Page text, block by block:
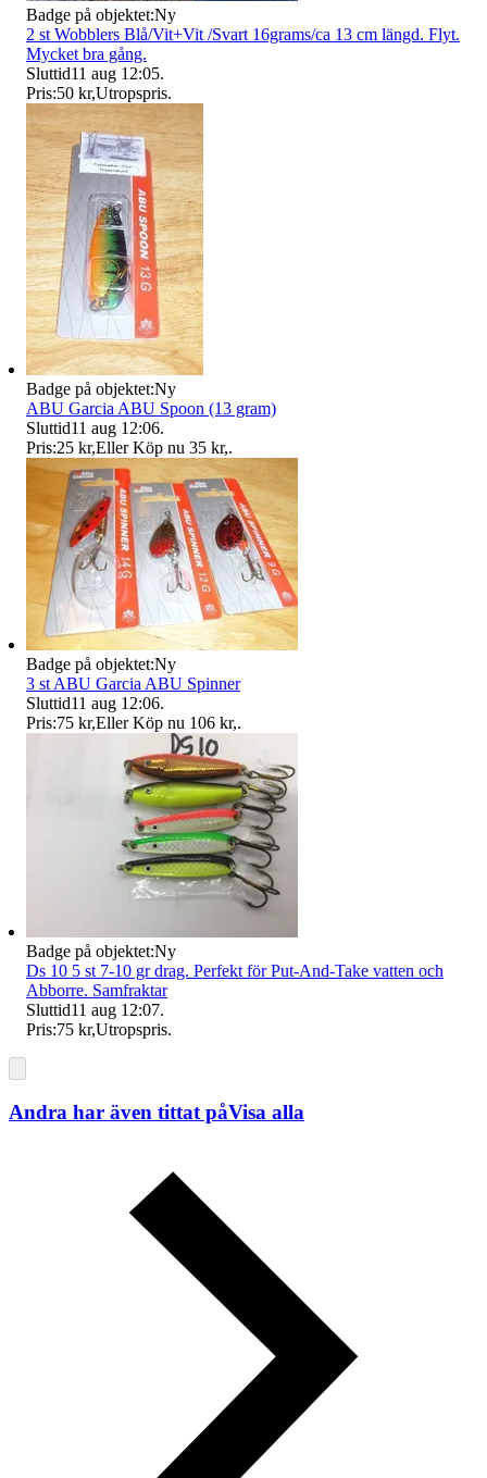
Badge på objektet:Ny
2 st Wobblers Blå/Vit+Vit /Svart 16grams/ca 13 cm längd. Flyt.
Mycket bra gång.
Sluttid11 aug 12:05.
Pris:50 kr,Utropspris.
Badge på objektet:Ny
ABU Garcia ABU Spoon (13 gram)
Sluttid11 aug 12:06.
Pris:25 kr,Eller Köp nu 35 kr,.
Badge på objektet:Ny
3 st ABU Garcia ABU Spinner
Sluttid11 aug 12:06.
Pris:75 kr,Eller Köp nu 106 kr,.
Badge på objektet:Ny
Ds 10 5 st 7-10 gr drag. Perfekt för Put-And-Take vatten och
Abborre. Samfraktar
Sluttid11 aug 12:07.
Pris:75 kr,Utropspris.
Andra har även tittat påVisa alla